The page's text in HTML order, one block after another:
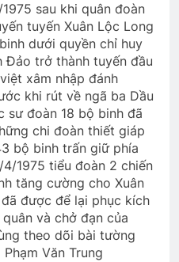
26 TVBQGVN
ĐỦ (Michael Jackson)
II chương 22
sau khi quân đoàn
tuyến Xuân Lộc Long
dưới quyền chỉ huy
Đảo trở thành tuyến đầu
xâm nhập đánh
khi rút về ngã ba Dầu
sư đoàn 18 bộ binh đã
chi đoàn thiết giáp
bộ binh trấn giữ phía
4/1975 tiểu đoàn 2 chiến
tăng cường cho Xuân
được để lại phục kích
và chở đạn của
theo dõi bài tường
Văn Trung